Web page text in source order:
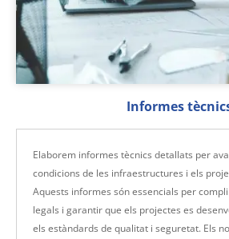
Informes
Elaborem informes tècnics detallats per
condicions de les infraestructures i els
Aquests informes són essencials per
legals i garantir que els projectes es
els estàndards de qualitat i seguretat. Els